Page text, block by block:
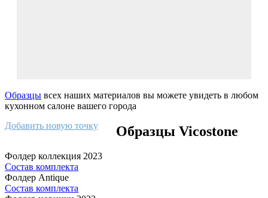
Образцы всех наших материалов вы можете увидеть в любом
кухонном салоне вашего города
Добавить новую точку
Образцы Vicostone
Фолдер коллекция 2023
Состав комплекта
Фолдер Antique
Состав комплекта